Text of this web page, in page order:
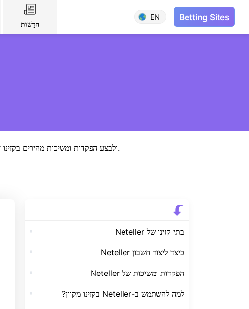
חֲדָשׁוֹת
EN Betting Sites
גלה את היתרונות של הצטרפות לבתי הקזינו הטובים ביותר Neteller . המדריך המלא כולל כיצד להירשם ל- Neteller ולבצע הפקדות ומשיכות מהירים בקזינו.
בתי קזינו של Neteller
כיצד ליצור חשבון Neteller
הפקדות ומשיכות של Neteller
למה להשתמש ב-Neteller בקזינו מקוון?